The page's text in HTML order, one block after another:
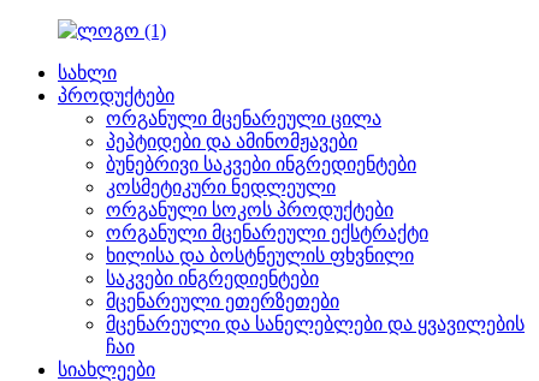
სახლი
პროდუქტები
ორგანული მცენარეული ცილა
პეპტიდები და ამინომჟავები
ბუნებრივი საკვები ინგრედიენტები
კოსმეტიკური ნედლეული
ორგანული სოკოს პროდუქტები
ორგანული მცენარეული ექსტრაქტი
ხილისა და ბოსტნეულის ფხვნილი
საკვები ინგრედიენტები
მცენარეული ეთერზეთები
მცენარეული და სანელებლები და ყვავილების
ჩაი
სიახლეები